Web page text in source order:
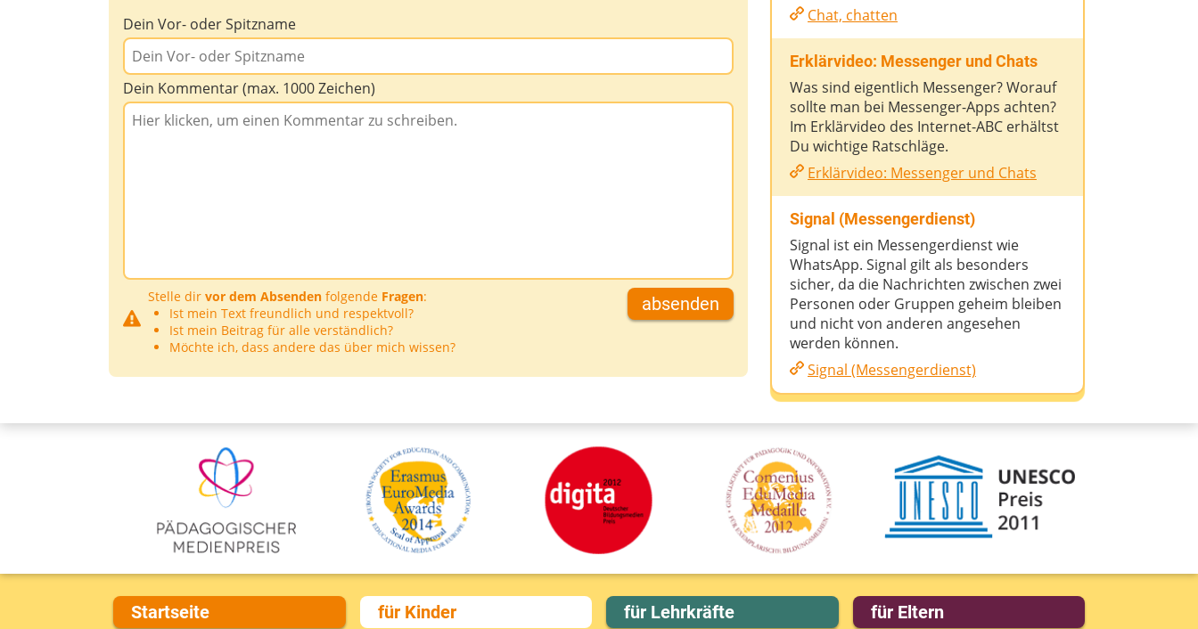
Dein Vor- oder Spitzname
Dein Kommentar (max. 1000 Zeichen)
Stelle dir vor dem Absenden folgende Fragen:
Ist mein Text freundlich und respektvoll?
Ist mein Beitrag für alle verständlich?
Möchte ich, dass andere das über mich wissen?
absenden
Chat, chatten
Erklärvideo: Messenger und Chats
Was sind eigentlich Messenger? Worauf
sollte man bei Messenger-Apps achten?
Im Erklärvideo des Internet-ABC erhältst
Du wichtige Ratschläge.
Erklärvideo: Messenger und Chats
Signal (Messengerdienst)
Signal ist ein Messengerdienst wie
WhatsApp. Signal gilt als besonders
sicher, da die Nachrichten zwischen zwei
Personen oder Gruppen geheim bleiben
und nicht von anderen angesehen
werden können.
Signal (Messengerdienst)
Startseite für Kinder für Lehrkräfte für Eltern